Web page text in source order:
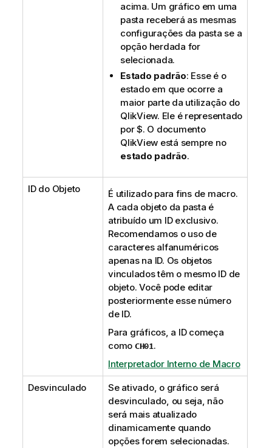
acima. Um gráfico em uma
pasta receberá as mesmas
configurações da pasta se a
opção herdada for
selecionada.
Estado padrão: Esse é o
estado em que ocorre a
maior parte da utilização do
QlikView. Ele é representado
por $. O documento
QlikView está sempre no
estado padrão.
ID do Objeto
É utilizado para fins de macro.
A cada objeto da pasta é
atribuído um ID exclusivo.
Recomendamos o uso de
caracteres alfanuméricos
apenas na ID. Os objetos
vinculados têm o mesmo ID de
objeto. Você pode editar
posteriormente esse número
de ID.
Para gráficos, a ID começa
como CH01.
Interpretador Interno de Macro
Desvinculado
Se ativado, o gráfico será
desvinculado, ou seja, não
será mais atualizado
dinamicamente quando
opções forem selecionadas.